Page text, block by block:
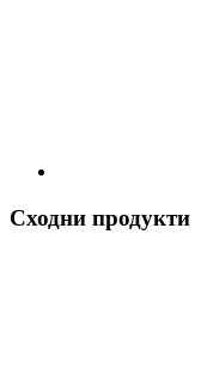
Сходни продукти